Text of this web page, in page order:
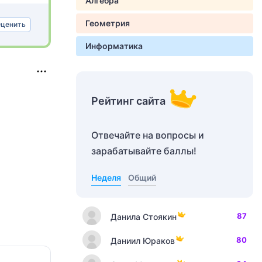
Геометрия
Информатика
Рейтинг сайта
Отвечайте на вопросы и
зарабатывайте баллы!
Неделя Общий
Данила Стоякин 87
Даниил Юраков 80